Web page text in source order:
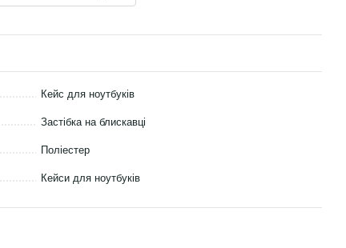
Кейс для ноутбуків
Застібка на блискавці
Поліестер
Кейси для ноутбуків